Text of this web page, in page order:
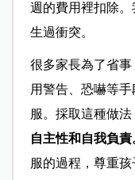
週的費用裡扣除
生過衝突。
很多家長為了省
用警告、恐嚇等
服。採取這種做法
自主性和自我負責
服的過程，尊重